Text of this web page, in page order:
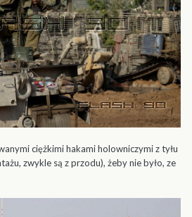
ciężkimi hakami holowniczymi z tyłu
zwykle są z przodu), żeby nie było, ze